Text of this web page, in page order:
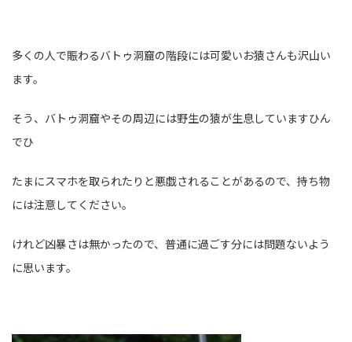
多くの人で賑わるバトゥ洞窟の階段には可愛いお猿さんも沢山い
ます。
そう、バトゥ洞窟やその周辺には野生の猿が生息していますひん
でひ
たまにスマホを取られたりと悪戯されることがあるので、持ち物
には注意してください。
けれど凶暴さは無かったので、普通に過ごす分には問題ないよう
に思います。